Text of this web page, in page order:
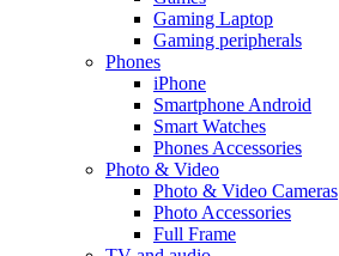
Gaming Laptop
Gaming peripherals
Phones
iPhone
Smartphone Android
Smart Watches
Phones Accessories
Photo & Video
Photo & Video Cameras
Photo Accessories
Full Frame